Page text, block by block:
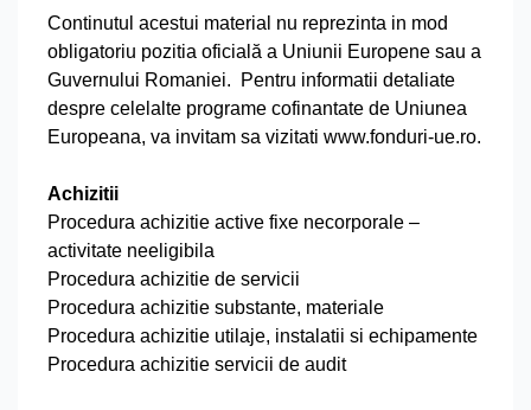
Continutul acestui material nu reprezinta in mod
obligatoriu pozitia oficială a Uniunii Europene sau a
Guvernului Romaniei. Pentru informatii detaliate
despre celelalte programe cofinantate de Uniunea
Europeana, va invitam sa vizitati www.fonduri-ue.ro.
Achizitii
Procedura achizitie active fixe necorporale –
activitate neeligibila
Procedura achizitie de servicii
Procedura achizitie substante, materiale
Procedura achizitie utilaje, instalatii si echipamente
Procedura achizitie servicii de audit